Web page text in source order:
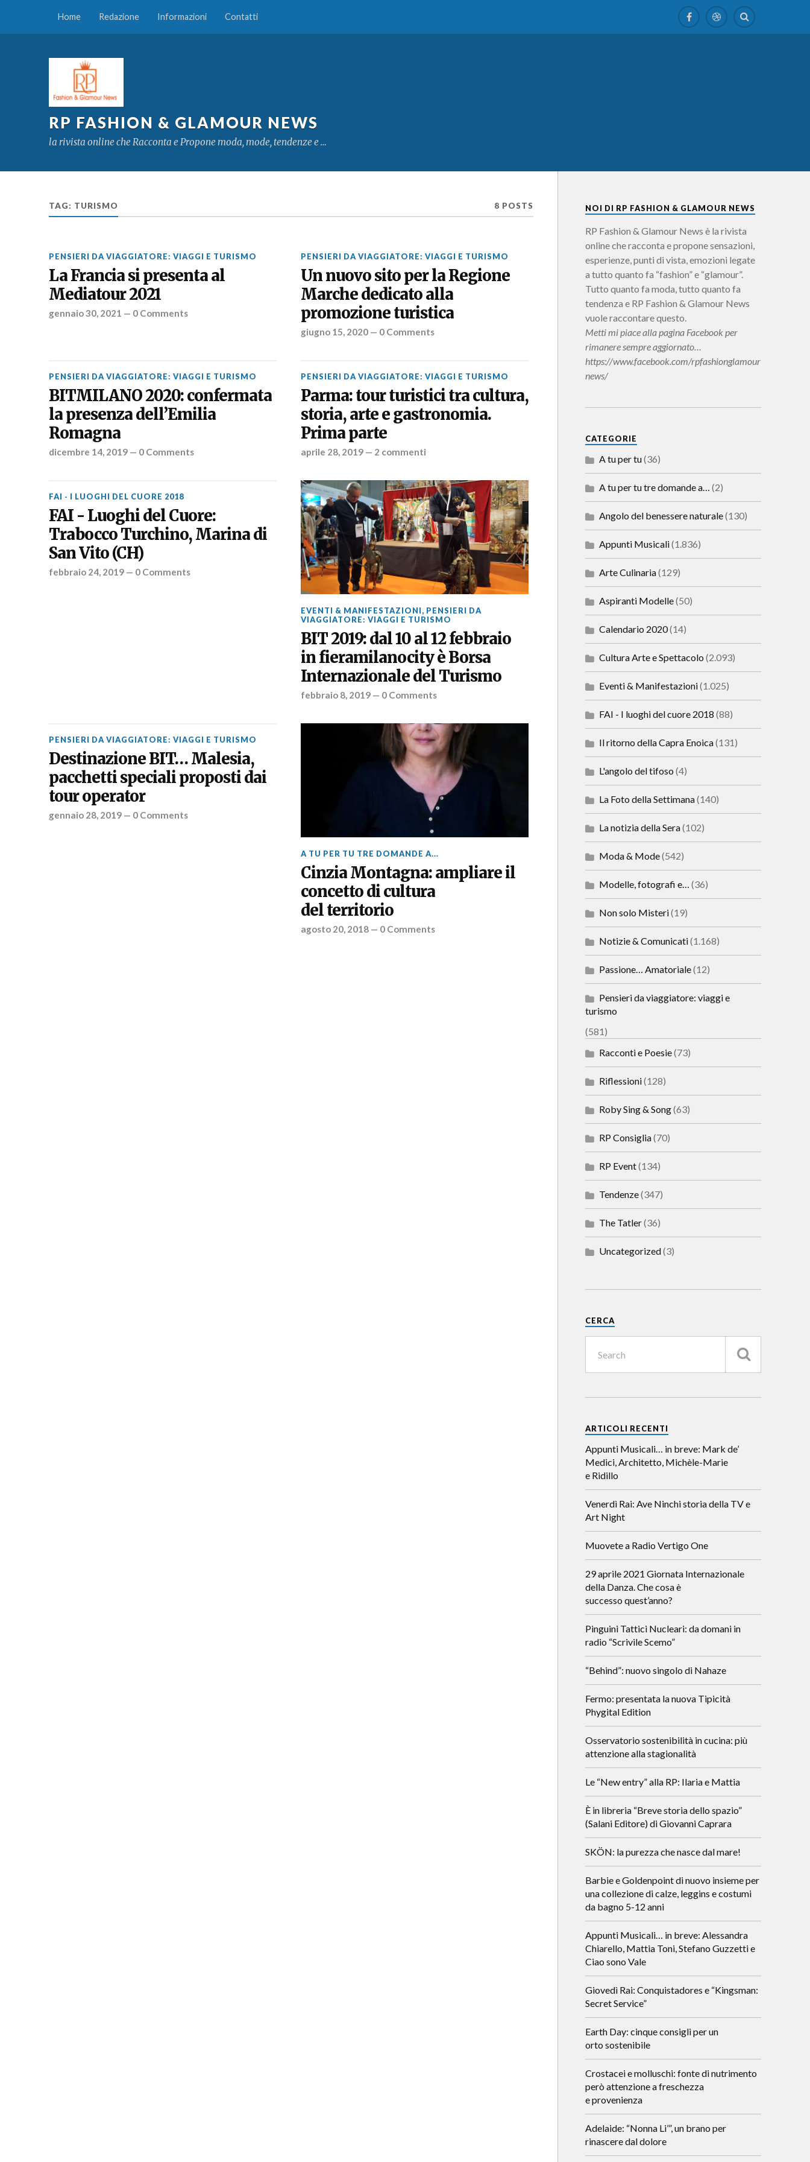
Home Redazione Informazioni Contatti
RP FASHION & GLAMOUR NEWS
la rivista online che Racconta e Propone moda, mode, tendenze e …
TAG: TURISMO 8 POSTS
PENSIERI DA VIAGGIATORE: VIAGGI E TURISMO
La Francia si presenta al
Mediatour 2021
gennaio 30, 2021 — 0 Comments
PENSIERI DA VIAGGIATORE: VIAGGI E TURISMO
Un nuovo sito per la Regione
Marche dedicato alla
promozione turistica
giugno 15, 2020 — 0 Comments
PENSIERI DA VIAGGIATORE: VIAGGI E TURISMO
BITMILANO 2020: confermata
la presenza dell’Emilia
Romagna
dicembre 14, 2019 — 0 Comments
PENSIERI DA VIAGGIATORE: VIAGGI E TURISMO
Parma: tour turistici tra cultura,
storia, arte e gastronomia.
Prima parte
aprile 28, 2019 — 2 commenti
FAI - I LUOGHI DEL CUORE 2018
FAI - Luoghi del Cuore:
Trabocco Turchino, Marina di
San Vito (CH)
febbraio 24, 2019 — 0 Comments
EVENTI & MANIFESTAZIONI, PENSIERI DA
VIAGGIATORE: VIAGGI E TURISMO
BIT 2019: dal 10 al 12 febbraio
in fieramilanocity è Borsa
Internazionale del Turismo
febbraio 8, 2019 — 0 Comments
PENSIERI DA VIAGGIATORE: VIAGGI E TURISMO
Destinazione BIT… Malesia,
pacchetti speciali proposti dai
tour operator
gennaio 28, 2019 — 0 Comments
A TU PER TU TRE DOMANDE A...
Cinzia Montagna: ampliare il
concetto di cultura
del territorio
agosto 20, 2018 — 0 Comments
NOI DI RP FASHION & GLAMOUR NEWS
RP Fashion & Glamour News è la rivista
online che racconta e propone sensazioni,
esperienze, punti di vista, emozioni legate
a tutto quanto fa “fashion” e “glamour”.
Tutto quanto fa moda, tutto quanto fa
tendenza e RP Fashion & Glamour News
vuole raccontare questo.
Metti mi piace alla pagina Facebook per
rimanere sempre aggiornato…
https://www.facebook.com/rpfashionglamour
news/
CATEGORIE
A tu per tu(36)
A tu per tu tre domande a… (2)
Angolo del benessere naturale(130)
Appunti Musicali(1.836)
Arte Culinaria(129)
Aspiranti Modelle(50)
Calendario 2020(14)
Cultura Arte e Spettacolo (2.093)
Eventi & Manifestazioni(1.025)
FAI - I luoghi del cuore 2018 (88)
Il ritorno della Capra Enoica(131)
L'angolo del tifoso (4)
La Foto della Settimana(140)
La notizia della Sera(102)
Moda & Mode(542)
Modelle, fotografi e… (36)
Non solo Misteri(19)
Notizie & Comunicati(1.168)
Passione… Amatoriale(12)
Pensieri da viaggiatore: viaggi e
turismo
(581)
Racconti e Poesie(73)
Riflessioni(128)
Roby Sing & Song(63)
RP Consiglia(70)
RP Event(134)
Tendenze(347)
The Tatler(36)
Uncategorized(3)
CERCA
ARTICOLI RECENTI
Appunti Musicali… in breve: Mark de’
Medici, Architetto, Michèle-Marie
e Ridillo
Venerdì Rai: Ave Ninchi storia della TV e
Art Night
Muovete a Radio Vertigo One
29 aprile 2021 Giornata Internazionale
della Danza. Che cosa è
successo quest’anno?
Pinguini Tattici Nucleari: da domani in
radio “Scrivile Scemo”
“Behind”: nuovo singolo di Nahaze
Fermo: presentata la nuova Tipicità
Phygital Edition
Osservatorio sostenibilità in cucina: più
attenzione alla stagionalità
Le “New entry” alla RP: Ilaria e Mattia
È in libreria “Breve storia dello spazio”
(Salani Editore) di Giovanni Caprara
SKÖN: la purezza che nasce dal mare!
Barbie e Goldenpoint di nuovo insieme per
una collezione di calze, leggins e costumi
da bagno 5-12 anni
Appunti Musicali… in breve: Alessandra
Chiarello, Mattia Toni, Stefano Guzzetti e
Ciao sono Vale
Giovedì Rai: Conquistadores e “Kingsman:
Secret Service”
Earth Day: cinque consigli per un
orto sostenibile
Crostacei e molluschi: fonte di nutrimento
però attenzione a freschezza
e provenienza
Adelaide: “Nonna Li’”, un brano per
rinascere dal dolore